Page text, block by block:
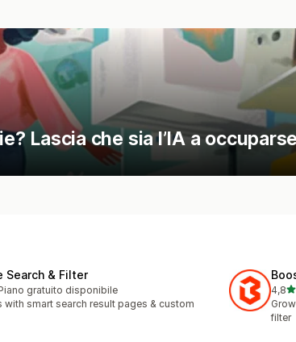
Lascia che sia l’IA a
Search & Filter
totaligratuito disponibile
with smart search result pages & custom
4,8
filter